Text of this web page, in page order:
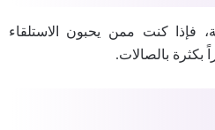
فإذا كنت ممن يحبون الاستلقاء
بكثرة بالصالات.